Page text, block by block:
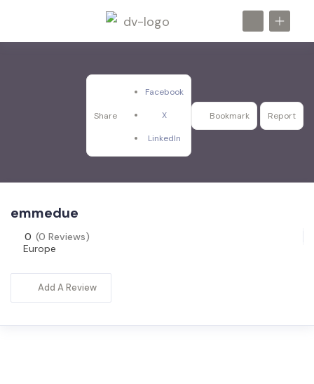
Share
Facebook
X
LinkedIn
Bookmark Report
emmedue
0 (0 Reviews)
Europe
Add A Review